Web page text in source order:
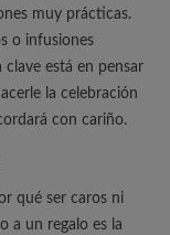
muy prácticas.
o infusiones
está en pensar
la celebración
con cariño.
qué ser caros ni
a un regalo es la